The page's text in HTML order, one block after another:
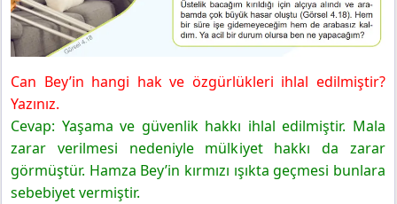
Can Bey’in hangi hak ve özgürlükleri ihlal edilmiştir?
Yazınız.
Cevap: Yaşama ve güvenlik hakkı ihlal edilmiştir. Mala
zarar verilmesi nedeniyle mülkiyet hakkı da zarar
görmüştür. Hamza Bey’in kırmızı ışıkta geçmesi bunlara
sebebiyet vermiştir.